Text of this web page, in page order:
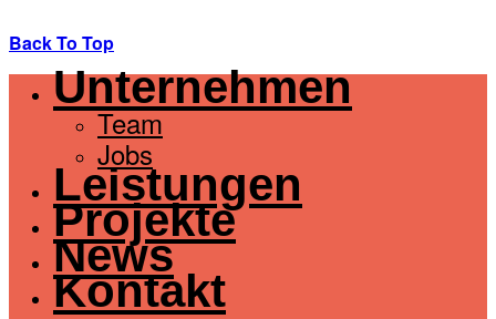
Back To Top
Unternehmen
Team
Jobs
Leistungen
Projekte
News
Kontakt